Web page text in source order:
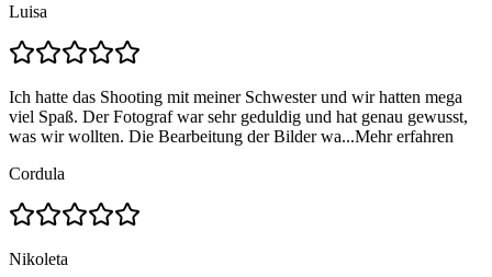
Luisa
Ich hatte das Shooting mit meiner Schwester und wir hatten mega
viel Spaß. Der Fotograf war sehr geduldig und hat genau gewusst,
was wir wollten. Die Bearbeitung der Bilder wa...Mehr erfahren
Cordula
Nikoleta